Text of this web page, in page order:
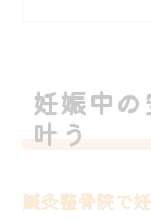
つわ
妊娠中
叶う
鍼灸整骨院で